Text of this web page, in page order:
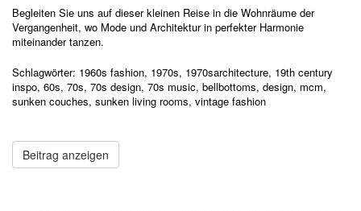
Begleiten Sie uns auf dieser kleinen Reise in die Wohnräume der
Vergangenheit, wo Mode und Architektur in perfekter Harmonie
miteinander tanzen.
Schlagwörter: 1960s fashion, 1970s, 1970sarchitecture, 19th century
inspo, 60s, 70s, 70s design, 70s music, bellbottoms, design, mcm,
sunken couches, sunken living rooms, vintage fashion
Beitrag anzeigen